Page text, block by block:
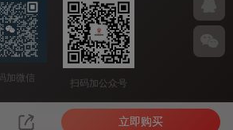
加微信
扫码加公众号
立即购买